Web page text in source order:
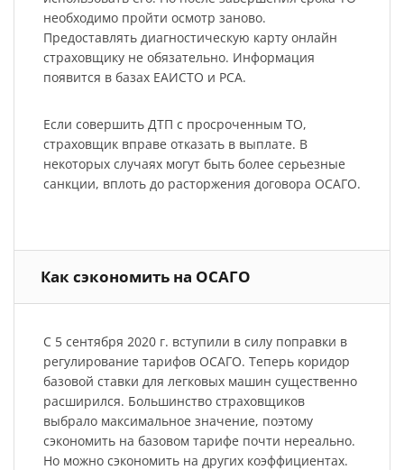
необходимо пройти осмотр заново.
Предоставлять диагностическую карту онлайн
страховщику не обязательно. Информация
появится в базах ЕАИСТО и РСА.
Если совершить ДТП с просроченным ТО,
страховщик вправе отказать в выплате. В
некоторых случаях могут быть более серьезные
санкции, вплоть до расторжения договора ОСАГО.
Как сэкономить на ОСАГО
С 5 сентября 2020 г. вступили в силу поправки в
регулирование тарифов ОСАГО. Теперь коридор
базовой ставки для легковых машин существенно
расширился. Большинство страховщиков
выбрало максимальное значение, поэтому
сэкономить на базовом тарифе почти нереально.
Но можно сэкономить на других коэффициентах.